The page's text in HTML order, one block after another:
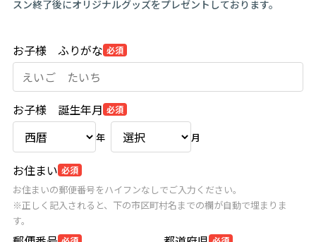
スン終了後にオリジナルグッズをプレゼントしております。
お子様 ふりがな 必須
お子様 誕生年月 必須
年 月
お住まい 必須
お住まいの郵便番号をハイフンなしでご入力ください。
※正しく記入されると、下の市区町村名までの欄が自動で埋まりま
す。
If
you
are
human,
ignore
this
field